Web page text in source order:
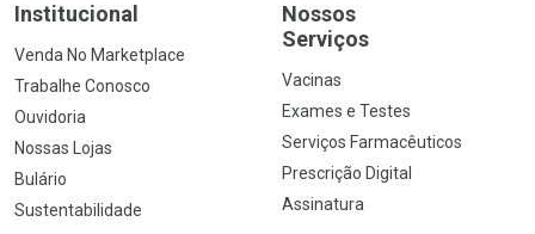
Institucional
Venda No Marketplace
Trabalhe Conosco
Ouvidoria
Nossas Lojas
Bulário
Sustentabilidade
Nossos
Serviços
Vacinas
Exames e Testes
Serviços Farmacêuticos
Prescrição Digital
Assinatura